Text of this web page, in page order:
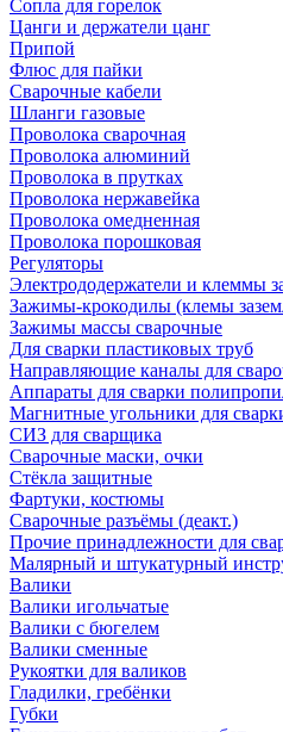
Сопла для горелок
Цанги и держатели цанг
Припой
Флюс для пайки
Сварочные кабели
Шланги газовые
Проволока сварочная
Проволока алюминий
Проволока в прутках
Проволока нержавейка
Проволока омедненная
Проволока порошковая
Регуляторы
Электрододержатели и клеммы
Зажимы-крокодилы (клемы
Зажимы массы сварочные
Для сварки пластиковых труб
Направляющие каналы для
Аппараты для сварки
Магнитные угольники для
СИЗ для сварщика
Сварочные маски, очки
Стёкла защитные
Фартуки, костюмы
Сварочные разъёмы (деакт.)
Прочие принадлежности для
Малярный и штукатурный
Валики
Валики игольчатые
Валики с бюгелем
Валики сменные
Рукоятки для валиков
Гладилки, гребёнки
Губки